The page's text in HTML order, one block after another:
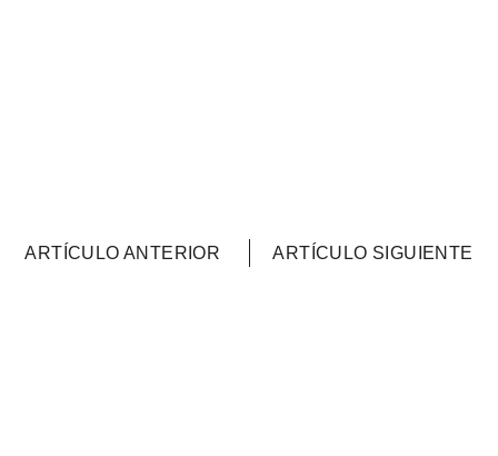
ARTÍCULO ANTERIOR ARTÍCULO SIGUIENTE